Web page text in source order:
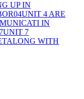
UP IN
04UNIT 4 ARE
IN
UNIT 7
WITH